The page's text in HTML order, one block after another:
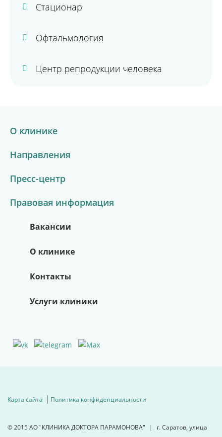
Стационар
Офтальмология
Центр репродукции человека
О клинике
Направления
Пресс-центр
Правовая информация
Вакансии
О клинике
Контакты
Услуги клиники
Карта сайта Политика конфиденциальности
© 2015 АО "КЛИНИКА ДОКТОРА ПАРАМОНОВА" |
г. Саратов, улица